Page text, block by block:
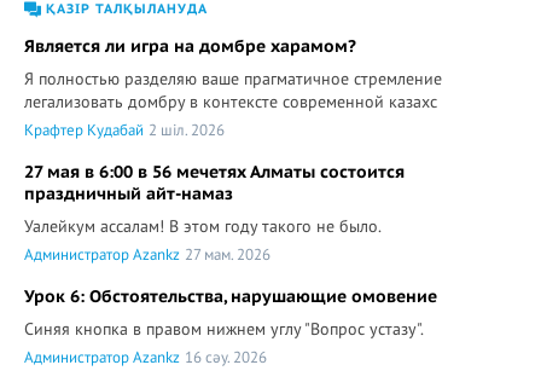
ҚАЗІР ТАЛҚЫЛАНУДА
Является ли игра на домбре харамом?
Я полностью разделяю ваше прагматичное стремление
легализовать домбру в контексте современной казахс
Крафтер Кудабай 2 шіл. 2026
27 мая в 6:00 в 56 мечетях Алматы состоится
праздничный айт-намаз
Уалейкум ассалам! В этом году такого не было.
Администратор Azankz 27 мам. 2026
Урок 6: Обстоятельства, нарушающие омовение
Синяя кнопка в правом нижнем углу "Вопрос устазу".
Администратор Azankz 16 сәу. 2026